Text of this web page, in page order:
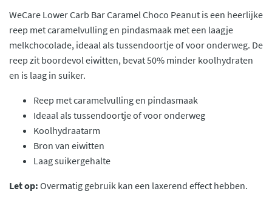
WeCare Lower Carb Bar Caramel Choco Peanut is een heerlijke
reep met caramelvulling en pindasmaak met een laagje
melkchocolade, ideaal als tussendoortje of voor onderweg. De
reep zit boordevol eiwitten, bevat 50% minder koolhydraten
en is laag in suiker.
Reep met caramelvulling en pindasmaak
Ideaal als tussendoortje of voor onderweg
Koolhydraatarm
Bron van eiwitten
Laag suikergehalte
Let op: Overmatig gebruik kan een laxerend effect hebben.